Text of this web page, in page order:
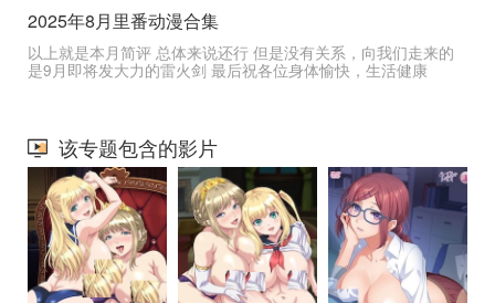
2025年8月里番动漫合集
以上就是本月简评 总体来说还行 但是没有关系，向我们走来的
是9月即将发大力的雷火剑 最后祝各位身体愉快，生活健康
该专题包含的影片